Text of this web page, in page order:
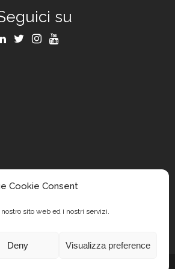
Cookie Consent
sito web ed i nostri servizi.
Deny Visualizza preference
su